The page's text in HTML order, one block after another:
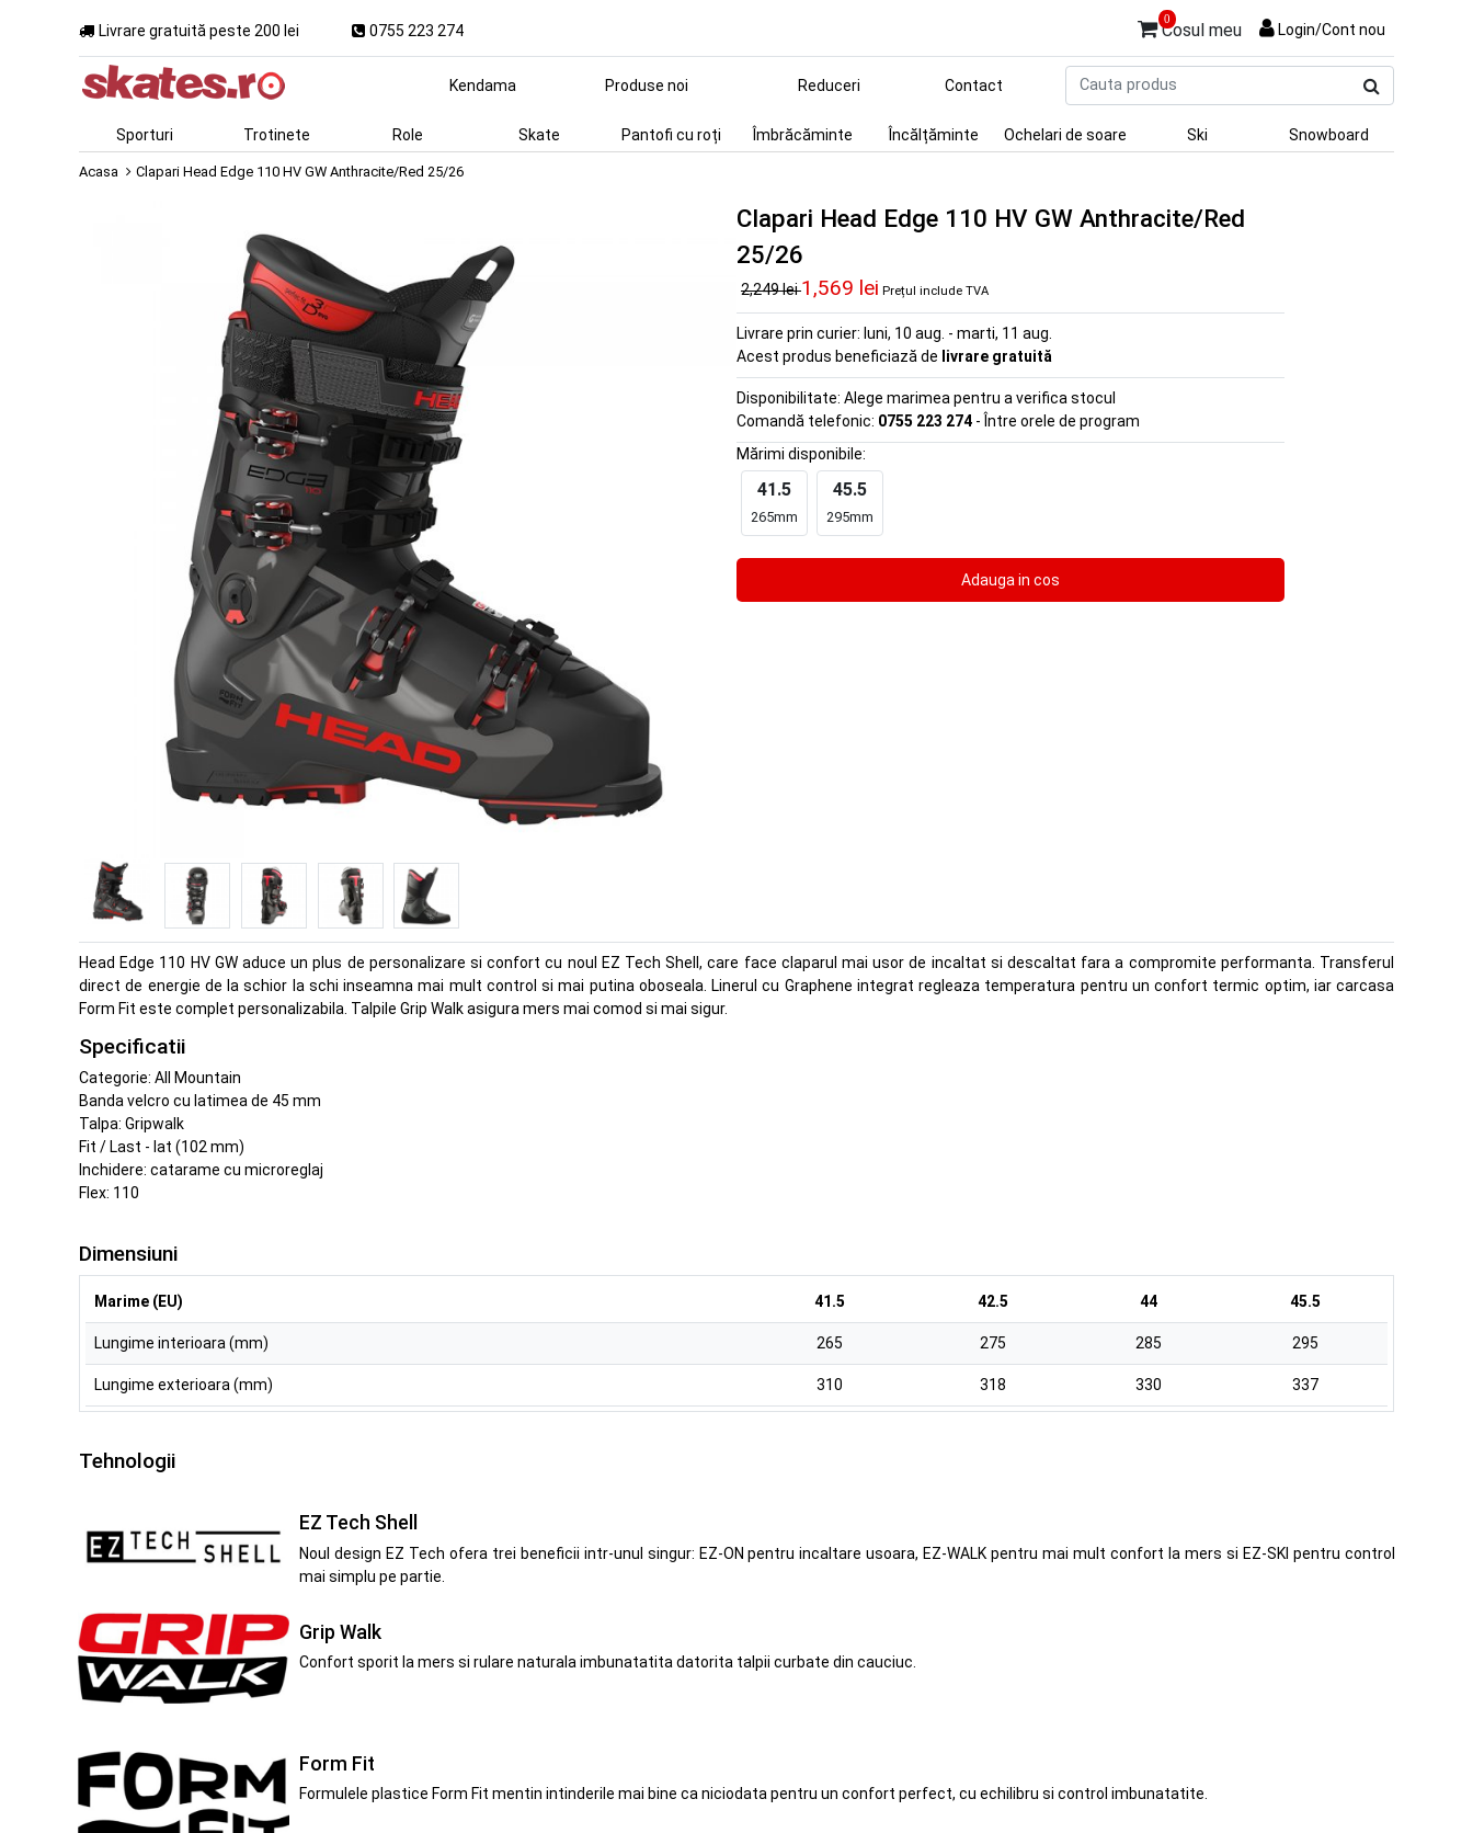
Livrare gratuită peste 200 lei 0755 223 274
0
Cosul meu Login/Cont nou
produs
Kendama Produse noi Reduceri Contact
Sporturi Trotinete Role Skate Pantofi cu roți Îmbrăcăminte Încălțăminte Ochelari de soare Ski Snowboard
Acasa Clapari Head Edge 110 HV GW Anthracite/Red 25/26
Clapari Head Edge 110 HV GW Anthracite/Red
25/26
2,249 lei1,569 lei Prețul include TVA
Livrare prin curier: luni, 10 aug. - marti, 11 aug.
Acest produs beneficiază de livrare gratuită
Disponibilitate: Alege marimea pentru a verifica stocul
Comandă telefonic: 0755 223 274 - Între orele de program
Mărimi disponibile:
41.5
265mm
45.5
295mm
Head Edge 110 HV GW aduce un plus de personalizare si confort cu noul EZ Tech Shell, care face claparul mai usor de incaltat si descaltat fara a compromite performanta. Transferul
direct de energie de la schior la schi inseamna mai mult control si mai putina oboseala. Linerul cu Graphene integrat regleaza temperatura pentru un confort termic optim, iar carcasa
Form Fit este complet personalizabila. Talpile Grip Walk asigura mers mai comod si mai sigur.
Specificatii
Categorie: All Mountain
Banda velcro cu latimea de 45 mm
Talpa: Gripwalk
Fit / Last - lat (102 mm)
Inchidere: catarame cu microreglaj
Flex: 110
Dimensiuni
Marime (EU) 41.5 42.5 44 45.5
Lungime interioara (mm) 265 275 285 295
Lungime exterioara (mm) 310 318 330 337
Tehnologii
EZ Tech Shell
Noul design EZ Tech ofera trei beneficii intr-unul singur: EZ-ON pentru incaltare usoara, EZ-WALK pentru mai mult confort la mers si EZ-SKI pentru control
mai simplu pe partie.
Grip Walk
Confort sporit la mers si rulare naturala imbunatatita datorita talpii curbate din cauciuc.
Form Fit
Formulele plastice Form Fit mentin intinderile mai bine ca niciodata pentru un confort perfect, cu echilibru si control imbunatatite.